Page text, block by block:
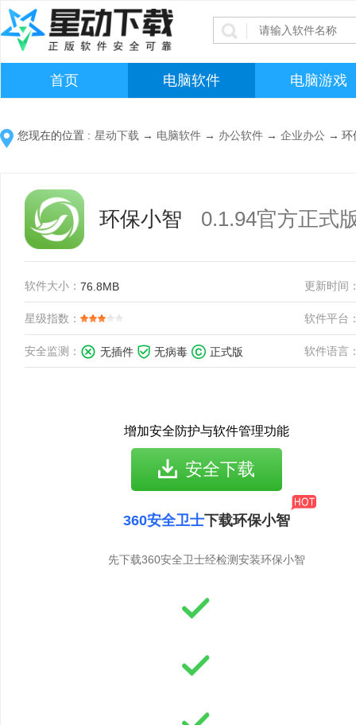
首页 电脑软件 电脑游戏
您现在的位置 : 星动下载 → 电脑软件 → 办公软件 → 企业办公 → 环
环保小智 0.1.94官方正式
软件大小： 76.8MB 更新时间
星级指数： 软件平台
安全监测： 无插件 无病毒 正式版 软件语言
增加安全防护与软件管理功能
安全下载
360安全卫士下载环保小智
先下载360安全卫士经检测安装环保小智